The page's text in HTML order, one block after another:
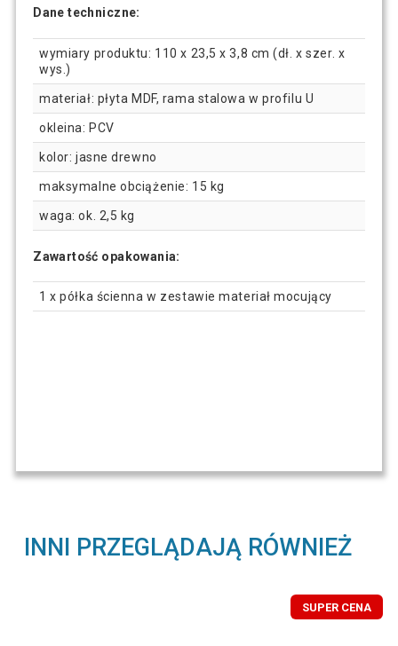
Dane techniczne:
wymiary produktu: 110 x 23,5 x 3,8 cm (dł. x szer. x
wys.)
materiał: płyta MDF, rama stalowa w profilu U
okleina: PCV
kolor: jasne drewno
maksymalne obciążenie: 15 kg
waga: ok. 2,5 kg
Zawartość opakowania:
1 x półka ścienna w zestawie materiał mocujący
INNI PRZEGLĄDAJĄ RÓWNIEŻ
SUPER CENA